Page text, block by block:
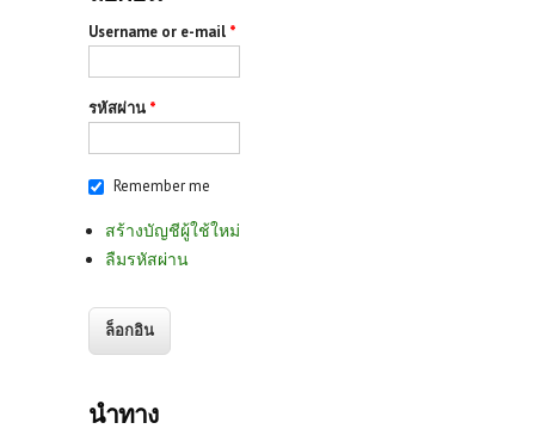
Username or e-mail *
รหัสผ่าน *
Remember me
สร้างบัญชีผู้ใช้ใหม่
ลืมรหัสผ่าน
นำทาง